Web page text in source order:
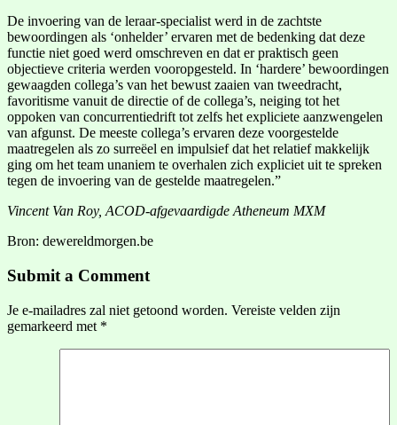
De invoering van de leraar-specialist werd in de zachtste
bewoordingen als ‘onhelder’ ervaren met de bedenking dat deze
functie niet goed werd omschreven en dat er praktisch geen
objectieve criteria werden vooropgesteld. In ‘hardere’ bewoordingen
gewaagden collega’s van het bewust zaaien van tweedracht,
favoritisme vanuit de directie of de collega’s, neiging tot het
oppoken van concurrentiedrift tot zelfs het expliciete aanzwengelen
van afgunst. De meeste collega’s ervaren deze voorgestelde
maatregelen als zo surreëel en impulsief dat het relatief makkelijk
ging om het team unaniem te overhalen zich expliciet uit te spreken
tegen de invoering van de gestelde maatregelen.”
Vincent Van Roy, ACOD-afgevaardigde Atheneum MXM
Bron: dewereldmorgen.be
Submit a Comment
Je e-mailadres zal niet getoond worden. Vereiste velden zijn
gemarkeerd met *